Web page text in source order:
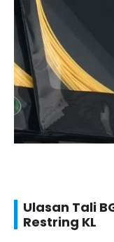
Ulasan Tali
Restring KL